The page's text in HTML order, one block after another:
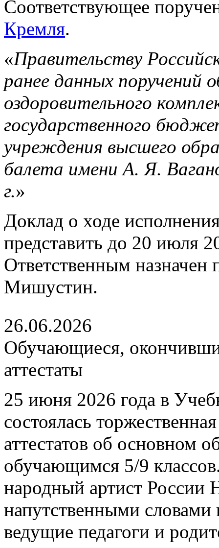
Соответствующее
Кремля.
«Правительству
ранее данных поручений
оздоровительного
государственного
учреждения высшего
балета имени А. Я.
г.»
Доклад о ходе
представить до 20 июля
Ответственным
Мишустин.
26.06.2026
Обучающиеся,
аттестаты
25 июня 2026 года в
состоялась
аттестатов об основном
обучающимся 5/9
народный артист России
напутственными
ведущие педагоги и